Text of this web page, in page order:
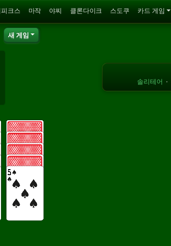
피크스 마작 야찌 클론다이크 스도쿠 카드 게임
새 게임
솔리테어 ·